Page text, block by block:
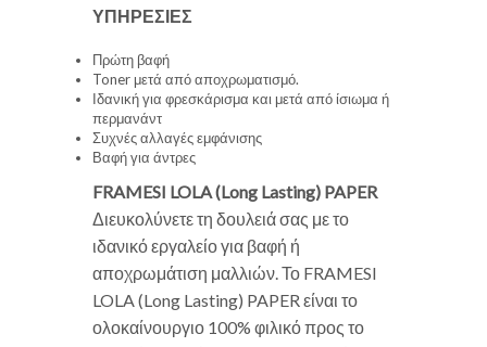
ΥΠΗΡΕΣΙΕΣ
Πρώτη βαφή
Toner μετά από αποχρωματισμό.
Ιδανική για φρεσκάρισμα και μετά από ίσιωμα ή
περμανάντ
Συχνές αλλαγές εμφάνισης
Βαφή για άντρες
FRAMESI LOLA (Long Lasting) PAPER
Διευκολύνετε τη δουλειά σας με το
ιδανικό εργαλείο για βαφή ή
αποχρωμάτιση μαλλιών. Το FRAMESI
LOLA (Long Lasting) PAPER είναι το
ολοκαίνουργιο 100% φιλικό προς το